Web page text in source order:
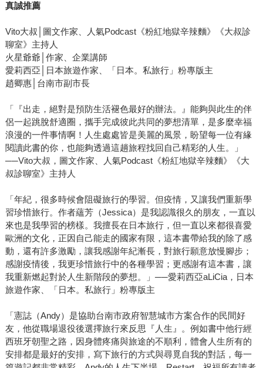
真誠推薦
Vito大叔│圖文作家、人氣Podcast《粉紅地獄辛辣麵》《大叔診
聊室》主持人
火星爺爺│作家、企業講師
愛莉西亞│日本旅遊作家、「日本。私旅行」粉專版主
趙卿惠│台南市副市長
「『出走，絕對是預防生活褪色最好的辦法。』能夠與此生的伴
侶一起跳脫舒適圈，攜手完成彼此共同的夢想清單，是多麼幸福
浪漫的一件事情啊！人生處處皆是美麗的風景，盼望每一位有緣
閱讀此書的你，也能夠透過這趟旅程找回自己精彩的人生。」
──Vito大叔，圖文作家、人氣Podcast《粉紅地獄辛辣麵》《大
叔診聊室》主持人
「年紀，很多時候會阻礙旅行的學習。但疫情，又讓我們重新學
習珍惜旅行。作者蘊芳（Jessica）是我認識很久的朋友，一直以
來也是我學習的榜樣。我擅長在日本旅行，但一直以來都很喜愛
歐洲的文化，正因自己能走的國家有限，這本書帶給我的除了感
動，還有許多激勵，讓我感謝年紀漸長，對旅行願意放慢腳步；
感謝疫情後，我更珍惜旅行中的各種學習；更感謝有這本書，讓
我重新燃起對於人生新階段的夢想。」──愛莉西亞aLiCia，日本
旅遊作家、「日本。私旅行」粉專版主
「憲誌（Andy）是協助台南市政府智慧城市方案合作的民間好
友，他從職場退役後選擇旅行來反思『人生』。例如書中他行經
西班牙朝聖之路，因身體疼痛與旅途的不順利，體會人生所有的
安排都是最好的安排，寫下旅行的方式與尋覓自我的對話，每一